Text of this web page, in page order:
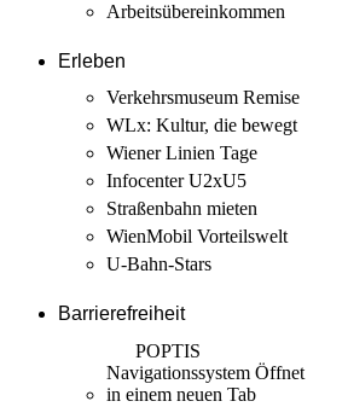
Arbeits­übereinkommen
Erleben
Verkehrsmuseum Remise
WLx: Kultur, die bewegt
Wiener Linien Tage
Infocenter U2xU5
Straßenbahn mieten
WienMobil Vorteilswelt
U-Bahn-Stars
Barrierefreiheit
POPTIS
Navigationssystem Öffnet
in einem neuen Tab